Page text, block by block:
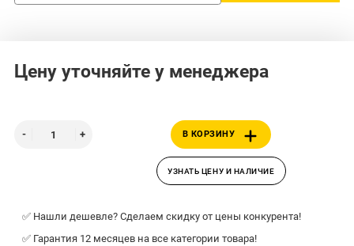
Цену уточняйте у менеджера
В КОРЗИНУ
УЗНАТЬ ЦЕНУ И НАЛИЧИЕ
✅ Нашли дешевле? Сделаем скидку от цены конкурента!
✅ Гарантия 12 месяцев на все категории товара!